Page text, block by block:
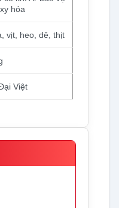
hóa
vịt, heo, dê, thịt
Việt